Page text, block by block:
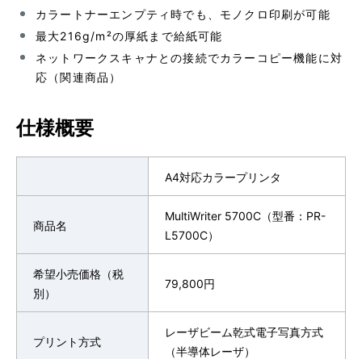
カラートナーエンプティ時でも、モノクロ印刷が可能
最大216g/m²の厚紙まで給紙可能
ネットワークスキャナとの接続でカラーコピー機能に対
応（関連商品）
仕様概要
A4対応カラープリンタ
商品名
MultiWriter 5700C（型番：PR-
L5700C）
希望小売価格（税
別）
79,800円
プリント方式
レーザビーム乾式電子写真方式
（半導体レーザ）